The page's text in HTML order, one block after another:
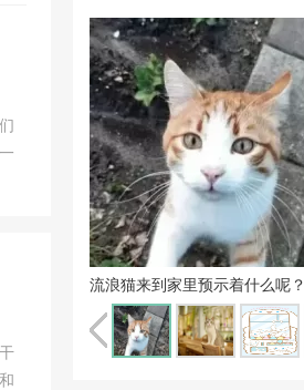
流浪猫来到家里预示着什么呢？